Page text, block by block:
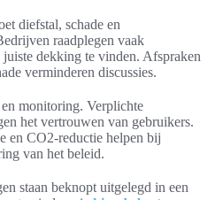
diefstal, schade en
raadplegen vaak
dekking te vinden. Afspraken
verminderen discussies.
monitoring. Verplichte
het vertrouwen van gebruikers.
en CO2-reductie helpen bij
van het beleid.
staan beknopt uitgelegd in een